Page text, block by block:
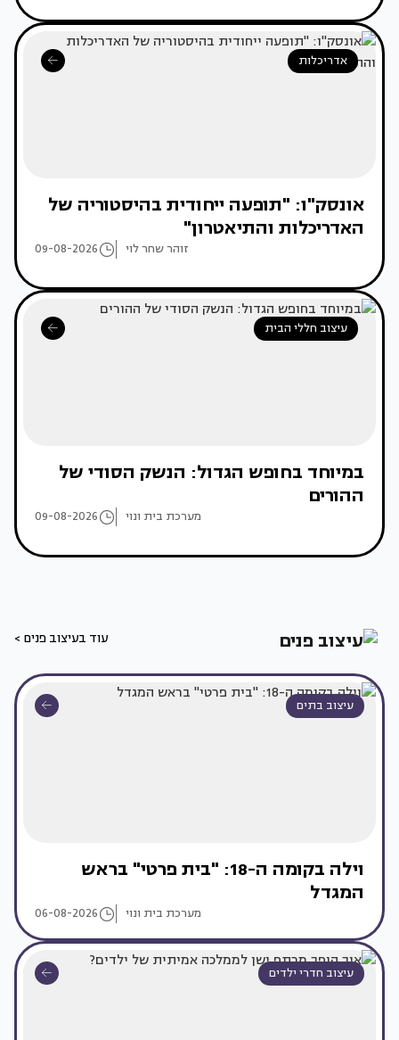
אדריכלות
אונסק"ו: "תופעה ייחודית בהיסטוריה של
האדריכלות והתיאטרון"
זוהר שחר לוי 09-08-2026
עיצוב חללי הבית
במיוחד בחופש הגדול: הנשק הסודי של
ההורים
מערכת בית ונוי 09-08-2026
עוד בעיצוב פנים >
עיצוב בתים
וילה בקומה ה-18: "בית פרטי" בראש
המגדל
מערכת בית ונוי 06-08-2026
עיצוב חדרי ילדים